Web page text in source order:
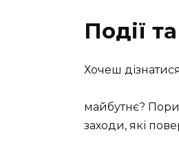
Події
Хочеш
майбутнє?
заходи, які